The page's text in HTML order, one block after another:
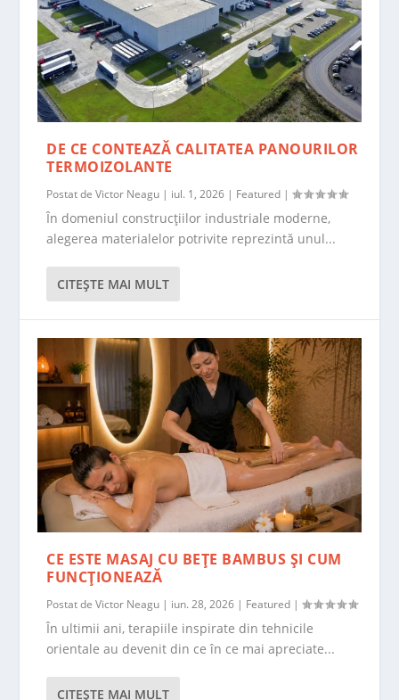
DE CE CONTEAZĂ CALITATEA PANOURILOR
TERMOIZOLANTE
Postat deVictor Neagu | iul. 1, 2026 | Featured |
În domeniul construcțiilor industriale moderne,
alegerea materialelor potrivite reprezintă unul...
CITEŞTE MAI MULT
CE ESTE MASAJ CU BEȚE BAMBUS ȘI CUM
FUNCȚIONEAZĂ
Postat deVictor Neagu | iun. 28, 2026 | Featured |
În ultimii ani, terapiile inspirate din tehnicile
orientale au devenit din ce în ce mai apreciate...
CITEŞTE MAI MULT